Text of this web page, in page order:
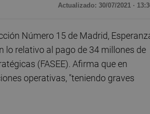
Actualizado: 30/07/2021 ·
Número 15 de Madrid,
lo relativo al pago de 34 millones de
(FASEE). Afirma que en
operativas, "teniendo graves